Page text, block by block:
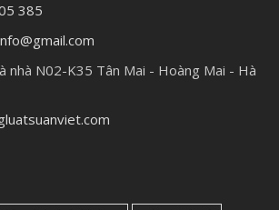
385
nhà N02-K35 Tân Mai - Hoàng Mai - Hà